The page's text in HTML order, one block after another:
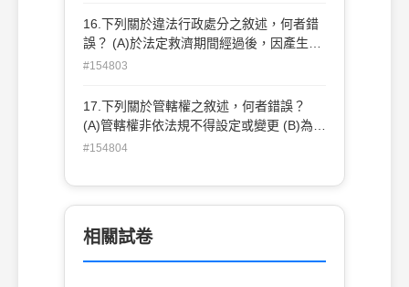
法上義務之違反，因故意或重大過失，未盡
其防止義務時，除法律或自治條例另有規定
16.下列關於違法行政處分之敘述，何者錯
誤？ (A)於法定救濟期間經過後，因產生形
式確定力，故原處分機關不得撤銷之 (B)在
撤銷之範圍視情形可及於全部或一部 (D)上
級機關亦享有撤銷權
#154803
17.下列關於管轄權之敘述，何者錯誤？
(A)管轄權非依法規不得設定或變更 (B)為公
權力之一環 (C)特殊情形得由當事人合意決
管轄權之規定者，有關機關應公告之
#154804
相關試卷